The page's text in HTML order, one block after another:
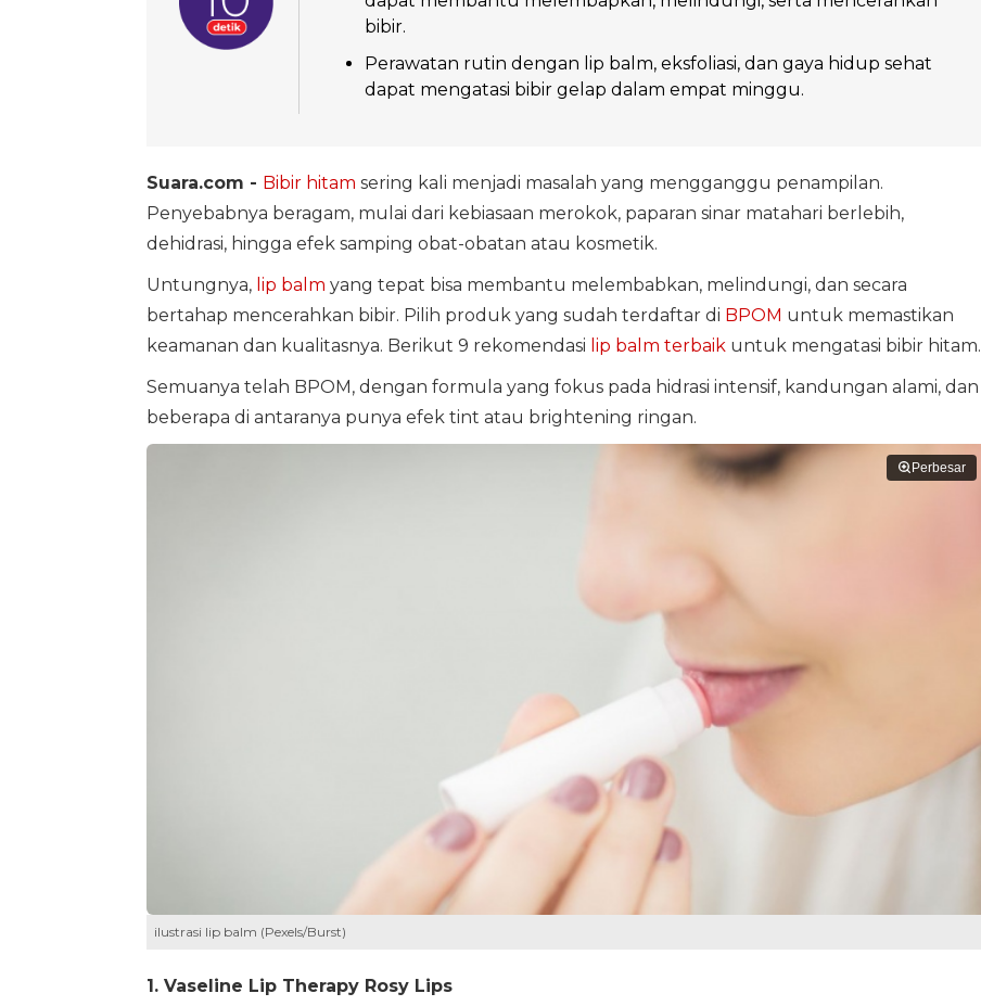
bibir.
Perawatan rutin dengan lip balm, eksfoliasi, dan gaya hidup sehat
dapat mengatasi bibir gelap dalam empat minggu.
Suara.com - Bibir hitam sering kali menjadi masalah yang mengganggu penampilan.
Penyebabnya beragam, mulai dari kebiasaan merokok, paparan sinar matahari berlebih,
dehidrasi, hingga efek samping obat-obatan atau kosmetik.
Untungnya, lip balm yang tepat bisa membantu melembabkan, melindungi, dan secara
bertahap mencerahkan bibir. Pilih produk yang sudah terdaftar di BPOM untuk memastikan
keamanan dan kualitasnya. Berikut 9 rekomendasi lip balm terbaik untuk mengatasi bibir hitam.
Semuanya telah BPOM, dengan formula yang fokus pada hidrasi intensif, kandungan alami, dan
beberapa di antaranya punya efek tint atau brightening ringan.
Perbesar
ilustrasi lip balm (Pexels/Burst)
1. Vaseline Lip Therapy Rosy Lips